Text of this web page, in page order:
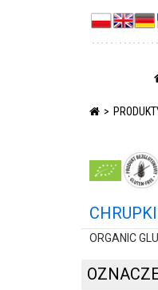
ORGANIC